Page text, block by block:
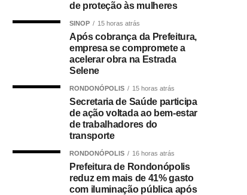
de proteção às mulheres
SINOP 15 horas atrás
Após cobrança da Prefeitura,
empresa se compromete a
acelerar obra na Estrada
Selene
RONDONÓPOLIS 15 horas atrás
Secretaria de Saúde participa
de ação voltada ao bem-estar
de trabalhadores do
transporte
RONDONÓPOLIS 16 horas atrás
Prefeitura de Rondonópolis
reduz em mais de 41% gasto
com iluminação pública após